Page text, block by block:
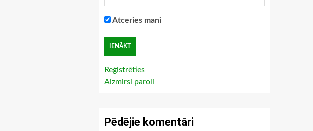
Atceries mani
Reģistrēties
Aizmirsi paroli
Pēdējie komentāri